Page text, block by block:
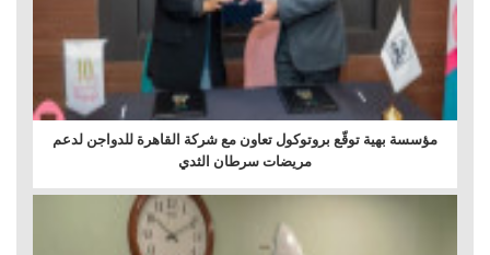
مؤسسة بهية توقّع بروتوكول تعاون مع شركة القاهرة للدواجن لدعم
مريضات سرطان الثدي